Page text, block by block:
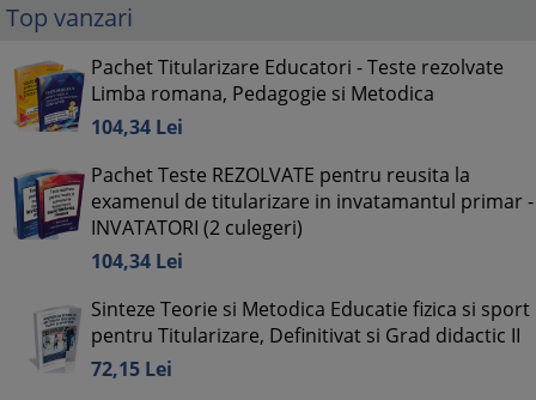
Top vanzari
Pachet Titularizare Educatori - Teste rezolvate
Limba romana, Pedagogie si Metodica
104,34 Lei
Pachet Teste REZOLVATE pentru reusita la
examenul de titularizare in invatamantul primar -
INVATATORI (2 culegeri)
104,34 Lei
Sinteze Teorie si Metodica Educatie fizica si sport
pentru Titularizare, Definitivat si Grad didactic II
72,15 Lei